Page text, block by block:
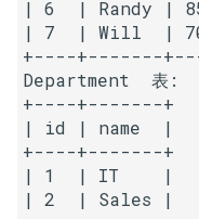
31. 栈的压入、弹出序列
32.1. 从上到下打印二叉
32.2. 从上到下打印二叉
32.3. 从上到下打印二叉
26. 重排链表
27. 回文链表
28. 展平多级双向链表
29. 排序的循环链表
4.6. 后继者
4.8. 首个共同祖先
4.9. 二叉搜索树序列
4.10. 检查子树
| 6  | Randy |
| 7  | Will  |
+----+-------
Department  表:
+----+-------+
| id | name  |
+----+-------+
| 1  | IT    |
| 2  | Sales |